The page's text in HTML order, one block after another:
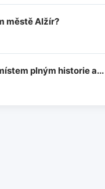
městě Alžír?
plným historie a...